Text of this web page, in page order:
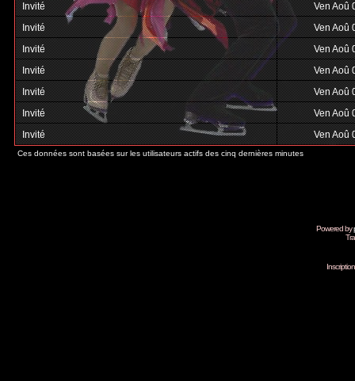
Invité
Ven Aoû
Invité
Ven Aoû
Invité
Ven Aoû
Invité
Ven Aoû
Invité
Ven Aoû
Invité
Ven Aoû
Invité
Ven Aoû
Ces données sont basées sur les utilisateurs actifs des cinq dernières minutes
Powered by